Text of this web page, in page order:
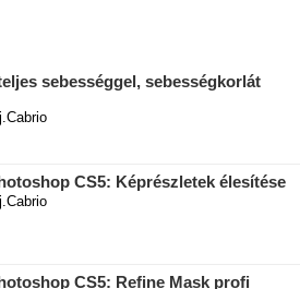
sebességgel, sebességkorlát
CS5: Képrészletek élesítése
CS5: Refine Mask profi